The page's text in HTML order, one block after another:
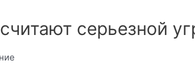
серьезной